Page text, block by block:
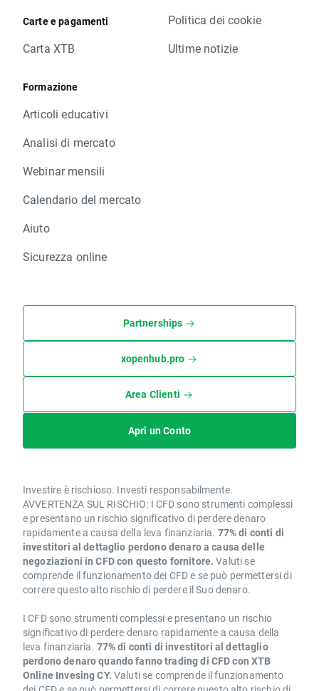
Carte e pagamenti
Carta XTB
Formazione
Articoli educativi
Analisi di mercato
Webinar mensili
Calendario del mercato
Aiuto
Sicurezza online
Politica dei cookie
Ultime notizie
Partnerships
xopenhub.pro
Area Clienti
Apri un Conto
Investire è rischioso. Investi responsabilmente.
AVVERTENZA SUL RISCHIO: I CFD sono strumenti complessi
e presentano un rischio significativo di perdere denaro
rapidamente a causa della leva finanziaria. 77% di conti di
investitori al dettaglio perdono denaro a causa delle
negoziazioni in CFD con questo fornitore. Valuti se
comprende il funzionamento dei CFD e se può permettersi di
correre questo alto rischio di perdere il Suo denaro.
I CFD sono strumenti complessi e presentano un rischio
significativo di perdere denaro rapidamente a causa della
leva finanziaria. 77% di conti di investitori al dettaglio
perdono denaro quando fanno trading di CFD con XTB
Online Invesing CY. Valuti se comprende il funzionamento